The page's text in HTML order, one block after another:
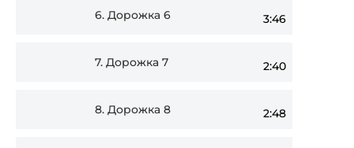
6. Дорожка 6 3:46
7. Дорожка 7 2:40
8. Дорожка 8 2:48